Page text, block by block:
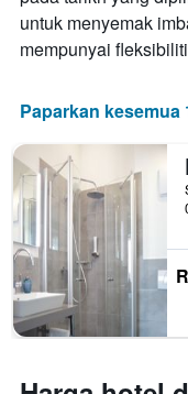
untuk menyemak
mempunyai
Paparkan kesemua